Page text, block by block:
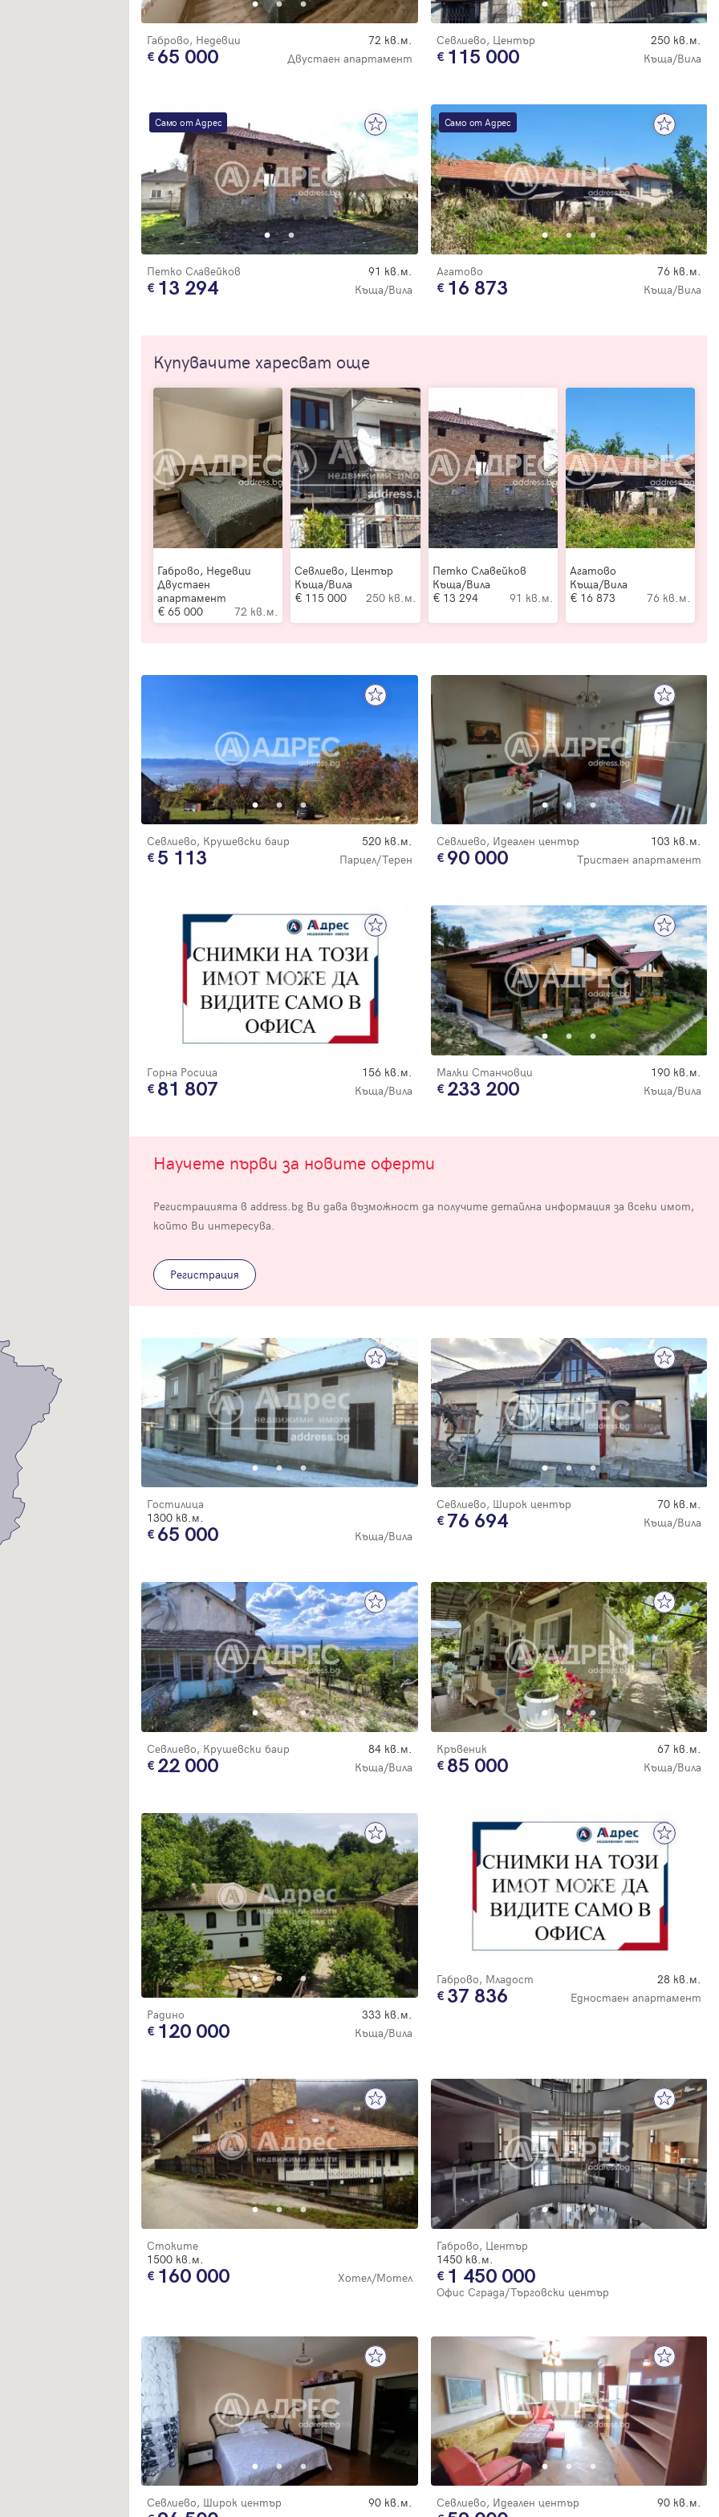
Габрово, Недевци 72 кв.м.
65 000 Двустаен апартамент
Севлиево, Център 250 кв.м.
115 000 Къща/Вила
Само от Адрес
Петко Славейков 91 кв.м.
13 294 Къща/Вила
Само от Адрес
Агатово 76 кв.м.
16 873 Къща/Вила
Купувачите харесват още
Габрово, Недевци
Двустаен
апартамент
65 000
72 кв.м.
Севлиево, Център
Къща/Вила
115 000
250 кв.м.
Петко Славейков
Къща/Вила
13 294
91 кв.м.
Агатово
Къща/Вила
16 873
76 кв.м.
Севлиево, Крушевски баир 520 кв.м.
5 113 Парцел/Терен
Севлиево, Идеален център 103 кв.м.
90 000 Тристаен апартамент
Горна Росица 156 кв.м.
81 807 Къща/Вила
Малки Станчовци 190 кв.м.
233 200 Къща/Вила
Научете първи за новите оферти
Регистрацията в address.bg Ви дава възможност да получите детайлна информация за всеки имот,
който Ви интересува.
Регистрация
Гостилица
1300 кв.м.
65 000 Къща/Вила
Севлиево, Широк център 70 кв.м.
76 694 Къща/Вила
Севлиево, Крушевски баир 84 кв.м.
22 000 Къща/Вила
Кръвеник 67 кв.м.
85 000 Къща/Вила
Радино 333 кв.м.
120 000 Къща/Вила
Габрово, Младост 28 кв.м.
37 836 Едностаен апартамент
Стоките
1500 кв.м.
160 000 Хотел/Мотел
Габрово, Център
1450 кв.м.
1 450 000
Офис Сграда/Търговски център
Севлиево, Широк център 90 кв.м. Севлиево, Идеален център 90 кв.м.
Благодарим ви! Проверете имейл адрес си, за да активирате
регистрацията.
Успех!
Благодарим ви! Очаквайте скоро да се свържем с вас!
Продължи с Google
или влезте с имейл
Имейл Парола
Забравена парола
Регистрация